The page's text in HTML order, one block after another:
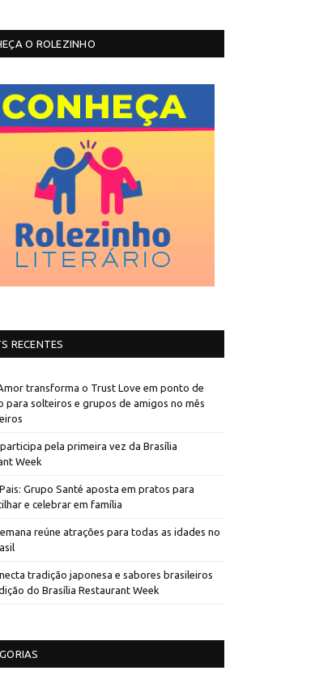
O ROLEZINHO
RECENTES
transforma o Trust Love em ponto de
para solteiros e grupos de amigos no mês
pela primeira vez da Brasília
Week
Grupo Santé aposta em pratos para
e celebrar em família
reúne atrações para todas as idades no
tradição japonesa e sabores brasileiros
do Brasília Restaurant Week